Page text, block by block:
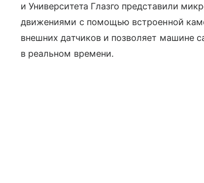
и Университета Глазго представили
движениями с помощью встроенной
внешних датчиков и позволяет машине
в реальном времени.